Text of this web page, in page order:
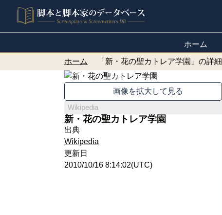
ホーム
ホーム 「新・花の聖カトレア学園」の詳細
画像を拡大して見る
Wikipedia
新・花の聖カトレア学園
出典
Wikipedia
更新日
2010/10/16 8:14:02(UTC)